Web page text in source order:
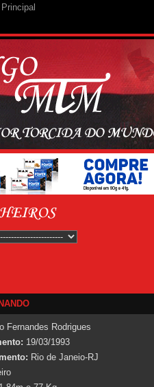
Fernandes Rodrigues
19/03/1993
Rio de Janeio-RJ